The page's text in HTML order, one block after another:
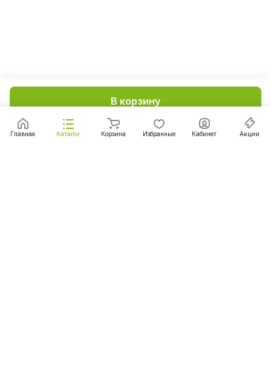
В корзину
Главная Каталог Корзина Избранные Кабинет Акции